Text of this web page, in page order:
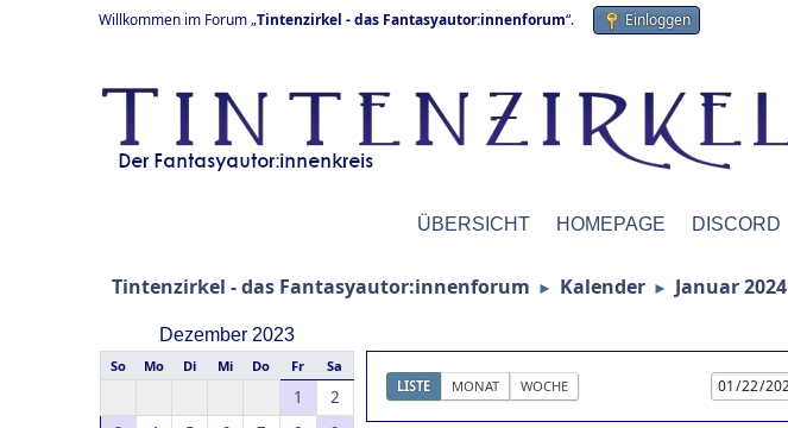
Willkommen im Forum „Tintenzirkel - das Fantasyautor:innenforum“. Einloggen
ÜBERSICHT HOMEPAGE DISCORD
Tintenzirkel - das Fantasyautor:innenforum ► Kalender ► Januar 2024
Dezember 2023
So Mo Di Mi Do Fr Sa
1
2
LISTE MONAT WOCHE